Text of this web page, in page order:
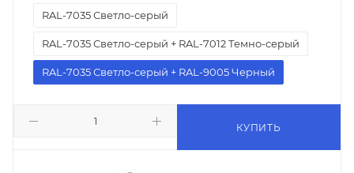
КУПИТЬ
RAL-7035 Светло-серый
RAL-7035 Светло-серый + RAL-7012 Темно-серый
RAL-7035 Светло-серый + RAL-9005 Черный